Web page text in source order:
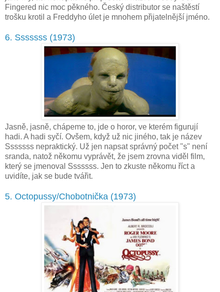
Fingered nic moc pěkného. Český distributor se naštěstí
trošku krotil a Freddyho úlet je mnohem přijatelnější jméno.
6. Sssssss (1973)
Jasně, jasně, chápeme to, jde o horor, ve kterém figurují
hadi. A hadi syčí. Ovšem, když už nic jiného, tak je název
Sssssss nepraktický. Už jen napsat správný počet "s" není
sranda, natož někomu vyprávět, že jsem zrovna viděl film,
který se jmenoval Sssssss. Jen to zkuste někomu říct a
uvidíte, jak se bude tvářit.
5. Octopussy/Chobotnička (1973)